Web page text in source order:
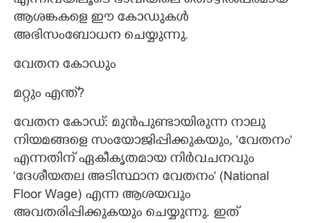
ആശങ്കകളെ ഈ കോഡുകൾ
അഭിസംബോധന ചെയ്യുന്നു.
വേതന കോഡും
മറ്റും എന്ത്?​
വേതന കോഡ്: മുൻപുണ്ടായിരുന്ന നാലു
നിയമങ്ങളെ സംയോജിപ്പിക്കുകയും, 'വേതനം"
എന്നതിന് ഏകീകൃതമായ നിർവചനവും
'ദേശീയതല അടിസ്ഥാന വേതനം" (National
Floor Wage) എന്ന ആശയവും
അവതരിപ്പിക്കുകയും ചെയ്യുന്നു. ഇത്